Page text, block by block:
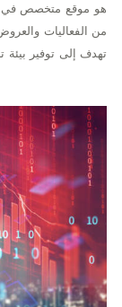
من الفعاليات
تهدف إلى توفير بيئة